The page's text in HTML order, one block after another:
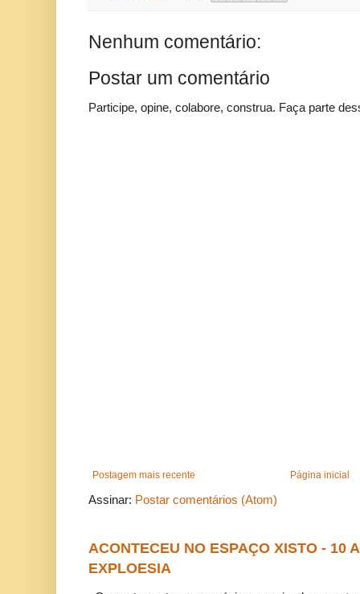
Nenhum comentário:
Postar um comentário
Participe, opine, colabore, construa. Faça parte
Postagem mais recente Página inicial
Assinar: Postar comentários (Atom)
ACONTECEU NO ESPAÇO XISTO - 10
EXPLOESIA